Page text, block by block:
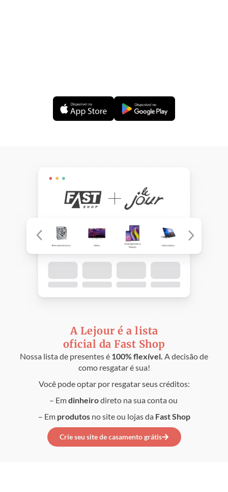
A Lejour é a lista
oficial da Fast Shop
Nossa lista de presentes é 100% flexível. A decisão de
como resgatar é sua!
Você pode optar por resgatar seus créditos:
– Emdinheirodireto na sua conta ou
– Em produtosno site ou lojas da Fast Shop
Crie seu site de casamento grátis